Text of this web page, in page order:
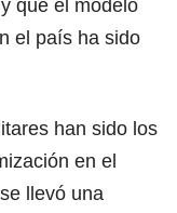
que el modelo
el país ha sido
han sido los
en el
llevó una